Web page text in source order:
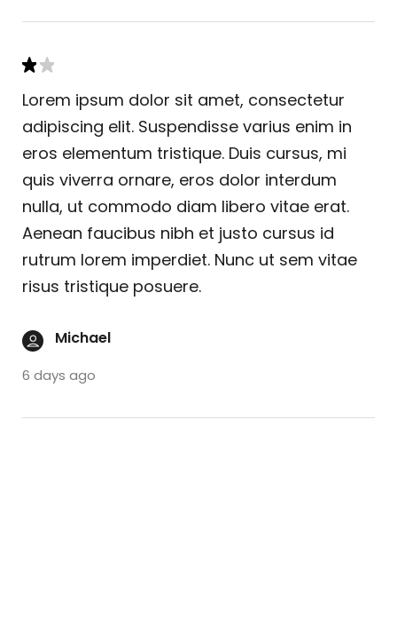
Lorem ipsum dolor sit amet, consectetur
adipiscing elit. Suspendisse varius enim in
eros elementum tristique. Duis cursus, mi
quis viverra ornare, eros dolor interdum
nulla, ut commodo diam libero vitae erat.
Aenean faucibus nibh et justo cursus id
rutrum lorem imperdiet. Nunc ut sem vitae
risus tristique posuere.
Michael
6 days ago